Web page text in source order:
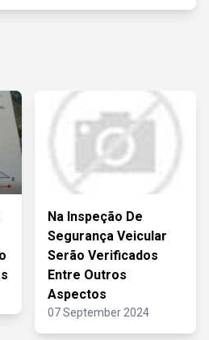
Na Inspeção De
Segurança Veicular
Serão Verificados
Entre Outros
Aspectos
07 September 2024